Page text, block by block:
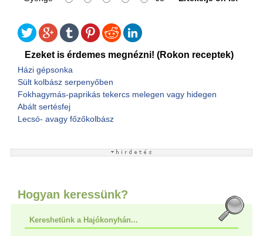
Ezeket is érdemes megnézni! (Rokon receptek)
Házi gépsonka
Sült kolbász serpenyőben
Fokhagymás-paprikás tekercs melegen vagy hidegen
Abált sertésfej
Lecsó- avagy főzőkolbász
Hogyan keressünk?
Kereshetünk a Hajókonyhán...